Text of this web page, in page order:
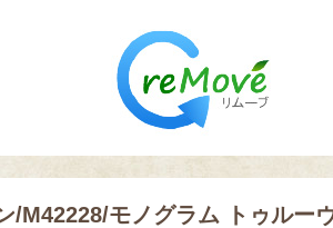
/M42228/モノグラム トゥルー